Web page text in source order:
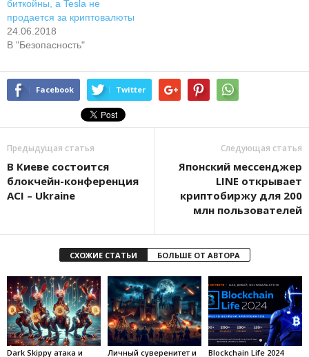
биткойны, а Tesla не
продается за криптовалюты
24.06.2018
В "Безопасность"
Facebook Twitter
Предыдущая статья
В Киеве состоится
блокчейн-конференция
ACI – Ukraine
Следующая статья
Японский мессенджер
LINE открывает
криптобиржу для 200
млн пользователей
СХОЖИЕ СТАТЬИ БОЛЬШЕ ОТ АВТОРА
Dark Skippy атака и
Личный суверенитет и
Blockchain Life 2024